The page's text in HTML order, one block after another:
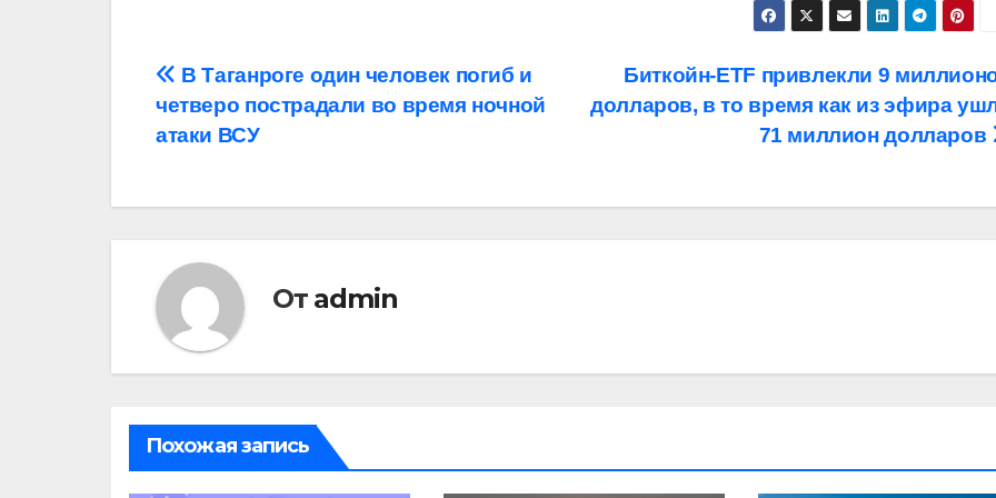
Навигация
по
Биткойн-ETF привлекли 9
долларов, в то время как из эфира
71 миллион долларов
В Таганроге один человек погиб и
четверо пострадали во время ночной
атаки ВСУ
От admin
Похожая запись